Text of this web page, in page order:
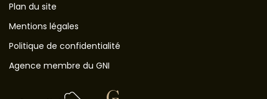
Plan du site
Mentions légales
Politique de confidentialité
Agence membre du GNI